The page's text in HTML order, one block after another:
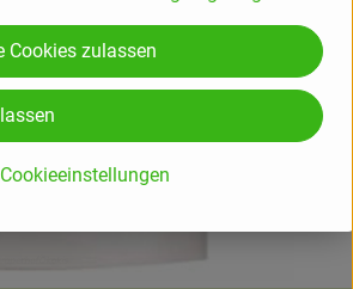
Gmünd
für Gesicht, Körper &
Arzneimittel.
Cookieeinstellungen
Cookies zulassen